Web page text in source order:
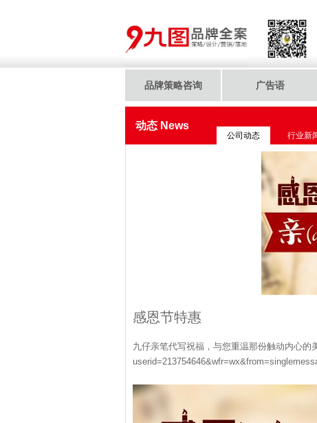
品牌策略咨询 广告语
动态 News
公司动态 行业新
感恩节特惠
九仔亲笔代写祝福，与您重温那份触动内心